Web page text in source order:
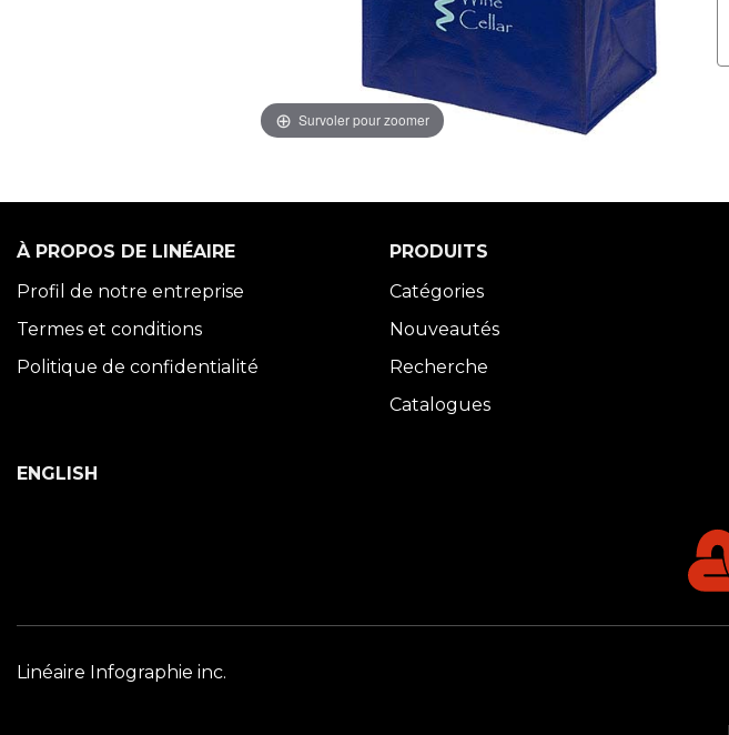
Survoler pour zoomer
À PROPOS DE LINÉAIRE
Profil de notre entreprise
Termes et conditions
Politique de confidentialité
PRODUITS
Catégories
Nouveautés
Recherche
Catalogues
ENGLISH
Linéaire Infographie inc.